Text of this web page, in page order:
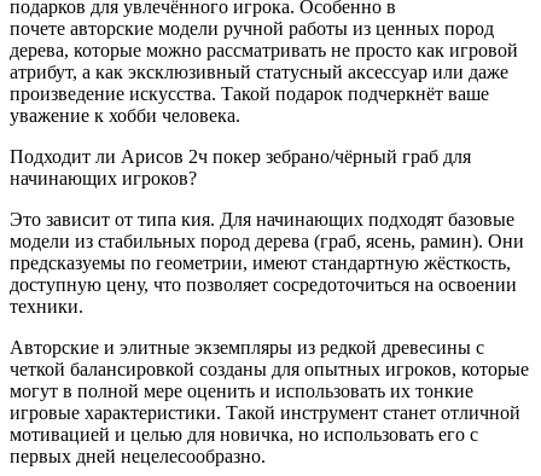
подарков для увлечённого игрока. Особенно в
почете авторские модели ручной работы из ценных пород
дерева, которые можно рассматривать не просто как игровой
атрибут, а как эксклюзивный статусный аксессуар или даже
произведение искусства. Такой подарок подчеркнёт ваше
уважение к хобби человека.
Подходит ли Арисов 2ч покер зебрано/чёрный граб для
начинающих игроков?
Это зависит от типа кия. Для начинающих подходят базовые
модели из стабильных пород дерева (граб, ясень, рамин). Они
предсказуемы по геометрии, имеют стандартную жёсткость,
доступную цену, что позволяет сосредоточиться на освоении
техники.
Авторские и элитные экземпляры из редкой древесины с
четкой балансировкой созданы для опытных игроков, которые
могут в полной мере оценить и использовать их тонкие
игровые характеристики. Такой инструмент станет отличной
мотивацией и целью для новичка, но использовать его с
первых дней нецелесообразно.